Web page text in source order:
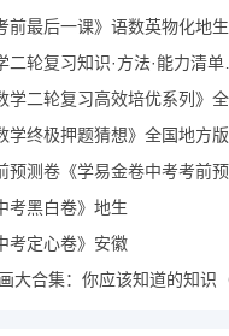
学终极押题猜想》全国地方版
考黑白卷》地生
考定心卷》安徽